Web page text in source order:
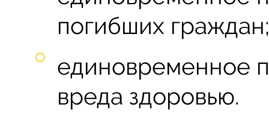
погибших
единовременное
вреда здоровью.